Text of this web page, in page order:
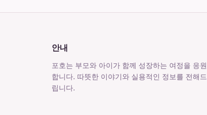
안내
포호는 부모와 아이가 함께 성장하는 여정을 응원
합니다. 따뜻한 이야기와 실용적인 정보를 전해드
립니다.